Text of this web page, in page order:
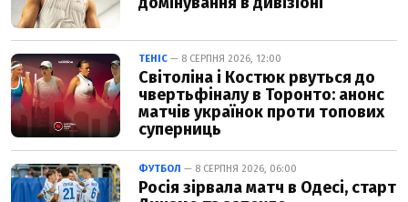
ТЕНІС — 8 СЕРПНЯ 2026, 12:00
Світоліна і Костюк рвуться до
чвертьфіналу в Торонто: анонс
матчів українок проти топових
суперниць
ФУТБОЛ — 8 СЕРПНЯ 2026, 06:00
Росія зірвала матч в Одесі, старт